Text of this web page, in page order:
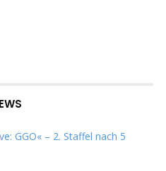
GGO« – 2. Staffel nach 5